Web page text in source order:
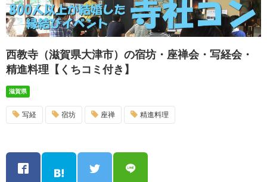
西教寺（滋賀県大津市）の宿坊・座禅会・写経会・
精進料理【くちコミ付き】
滋賀県
写経 宿坊 座禅 精進料理